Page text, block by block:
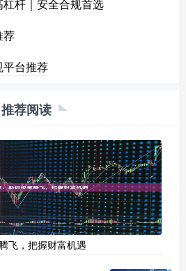
杆｜安全合规首选
荐
台推荐
推荐阅读
飞，把握财富机遇